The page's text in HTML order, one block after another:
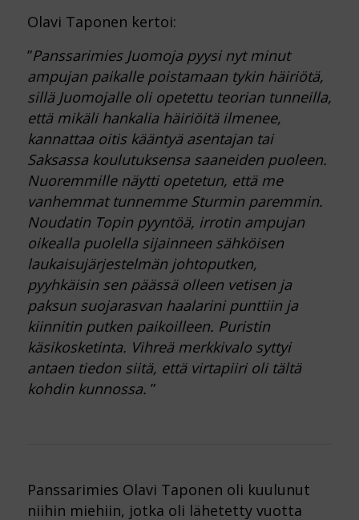
Olavi Taponen kertoi:
”Panssarimies Juomoja pyysi nyt minut
ampujan paikalle poistamaan tykin häiriötä,
sillä Juomojalle oli opetettu teorian tunneilla,
että mikäli hankalia häiriöitä ilmenee,
kannattaa oitis kääntyä asentajan tai
Saksassa koulutuksensa saaneiden puoleen.
Nuoremmille näytti opetetun, että me
vanhemmat tunnemme Sturmin paremmin.
Noudatin Topin pyyntöä, irrotin ampujan
oikealla puolella sijainneen sähköisen
laukaisujärjestelmän johtoputken,
pyyhkäisin sen päässä olleen vetisen ja
paksun suojarasvan haalarini punttiin ja
kiinnitin putken paikoilleen. Puristin
käsikosketinta. Vihreä merkkivalo syttyi
antaen tiedon siitä, että virtapiiri oli tältä
kohdin kunnossa. ”
Panssarimies Olavi Taponen oli kuulunut
niihin miehiin, jotka oli lähetetty vuotta